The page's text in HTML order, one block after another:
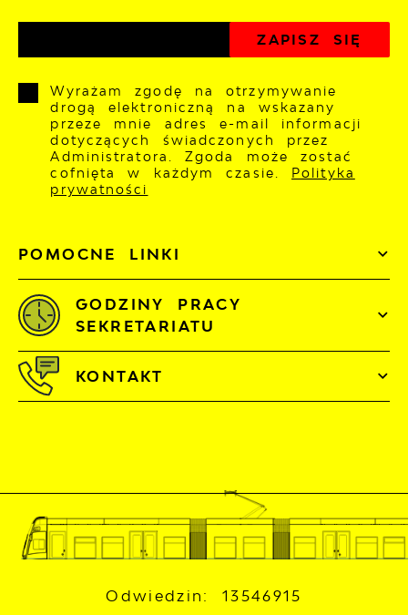
POMOCNE LINKI
Wyrażam zgodę na otrzymywanie
drogą elektroniczną na wskazany
przeze mnie adres e-mail informacji
dotyczących świadczonych przez
Administratora. Zgoda może zostać
cofnięta w każdym czasie. Polityka
prywatności
GODZINY PRACY
SEKRETARIATU
KONTAKT
Odwiedzin: 13546915